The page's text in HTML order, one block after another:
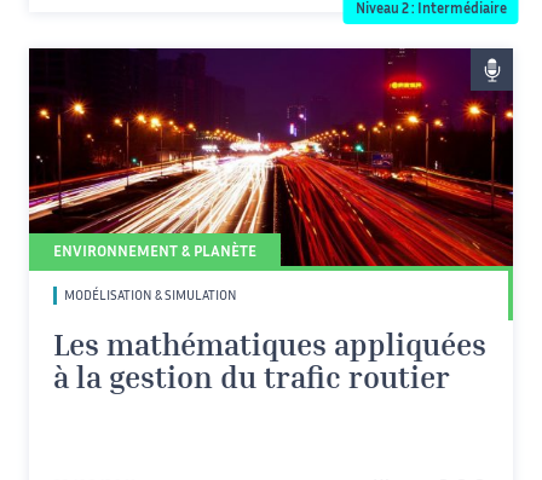
Niveau 2 : Intermédiaire
ENVIRONNEMENT & PLANÈTE
MODÉLISATION & SIMULATION
Les mathématiques appliquées
à la gestion du trafic routier